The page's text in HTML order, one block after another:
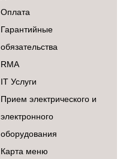
Оплата
Гарантийные
обязательства
RMA
IT Услуги
Прием электрического и
электронного
оборудования
Карта меню